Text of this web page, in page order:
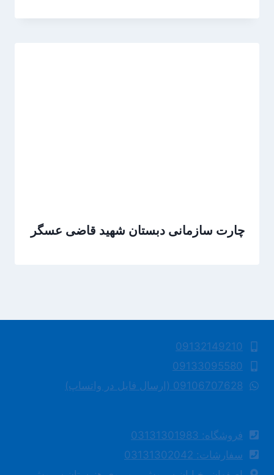
چارت سازمانی دبستان شهید قاضی عسگر
09132149210
09133095580
09106707628 (ارسال فایل در واتساپ)
فروشگاه: 03131301983
سفارشات: 03131302042